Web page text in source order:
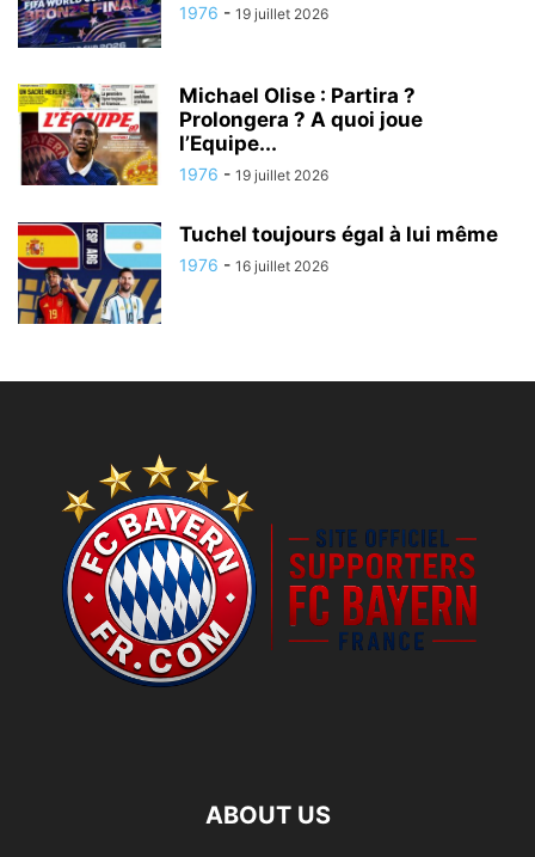
1976 - 19 juillet 2026
Michael Olise : Partira ?
Prolongera ? A quoi joue
l’Equipe...
1976 - 19 juillet 2026
Tuchel toujours égal à lui même
1976 - 16 juillet 2026
ABOUT US